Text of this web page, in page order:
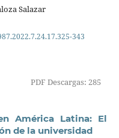
Salazar
343
PDF Descargas: 285
América Latina: El
de la universidad